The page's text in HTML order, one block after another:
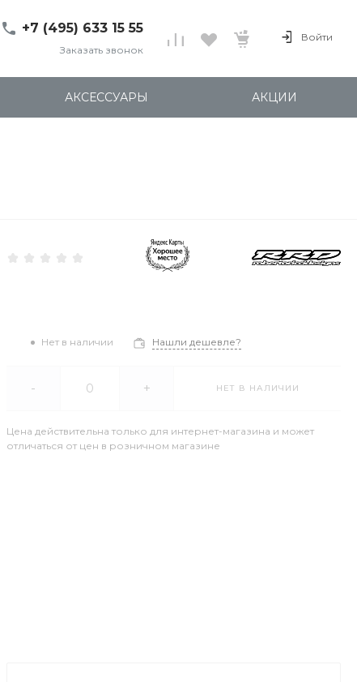
+7 (495) 633 15 55
Правды, д. 24с7
Пн-Пт: 11:00-20:00
Заказать звонок
Войти
АКСЕССУАРЫ АКЦИИ
Нет в наличии Нашли дешевле?
- + НЕТ В НАЛИЧИИ
Цена действительна только для интернет-магазина и может
отличаться от цен в розничном магазине